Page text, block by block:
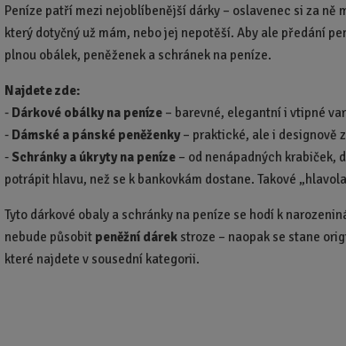
t
.
Peníze patří mezi nejoblíbenější dárky – oslavenec si za
který dotyčný už mám, nebo jej nepotěší. Aby ale předání
plnou obálek, peněženek a schránek na peníze.
Najdete zde:
- Dárkové obálky na peníze – barevné, elegantní i vtipné
- Dámské a pánské peněženky– praktické, ale i designově
- Schránky a úkryty na peníze – od nenápadných krabiček,
potrápit hlavu, než se k bankovkám dostane. Takové
Tyto dárkové obaly a schránky na peníze se hodí k
nebude působit peněžní dárek stroze – naopak se stane
které najdete v sousední kategorii.